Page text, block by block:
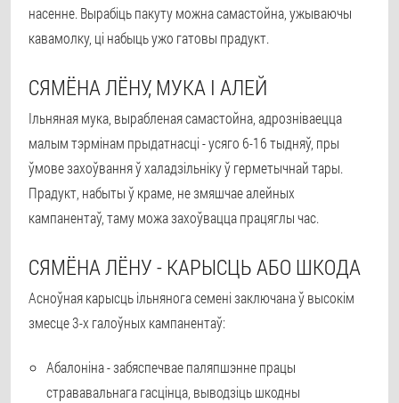
насенне. Вырабіць пакуту можна самастойна, ужываючы
кавамолку, ці набыць ужо гатовы прадукт.
СЯМЁНА ЛЁНУ, МУКА І АЛЕЙ
Ільняная мука, вырабленая самастойна, адрозніваецца
малым тэрмінам прыдатнасці - усяго 6-16 тыдняў, пры
ўмове захоўвання ў халадзільніку ў герметычнай тары.
Прадукт, набыты ў краме, не змяшчае алейных
кампанентаў, таму можа захоўвацца працяглы час.
СЯМЁНА ЛЁНУ - КАРЫСЦЬ АБО ШКОДА
Асноўная карысць ільнянога семені заключана ў высокім
змесце 3-х галоўных кампанентаў:
Абалоніна - забяспечвае паляпшэнне працы
стрававальнага гасцінца, выводзіць шкодны